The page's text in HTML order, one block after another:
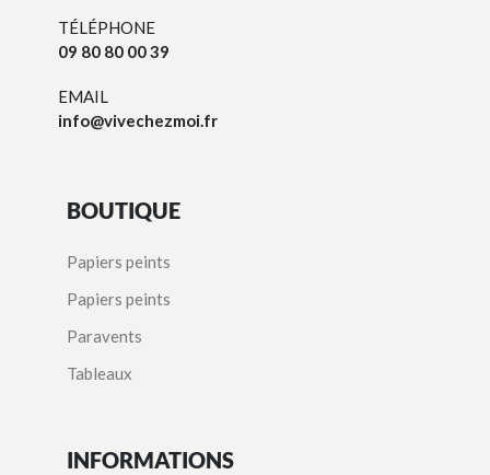
TÉLÉPHONE
09 80 80 00 39
EMAIL
info@vivechezmoi.fr
BOUTIQUE
Papiers peints
Papiers peints
Paravents
Tableaux
INFORMATIONS